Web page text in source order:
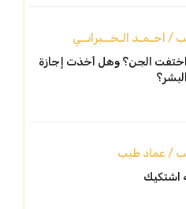
/ أحـمـد الـخــبرانــي
اختفت الجن؟ وهل أخذت إجازة
/ عماد طيب
اشتكيك